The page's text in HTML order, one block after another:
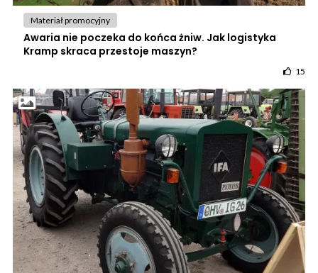
Materiał promocyjny
Awaria nie poczeka do końca żniw. Jak logistyka
Kramp skraca przestoje maszyn?
15